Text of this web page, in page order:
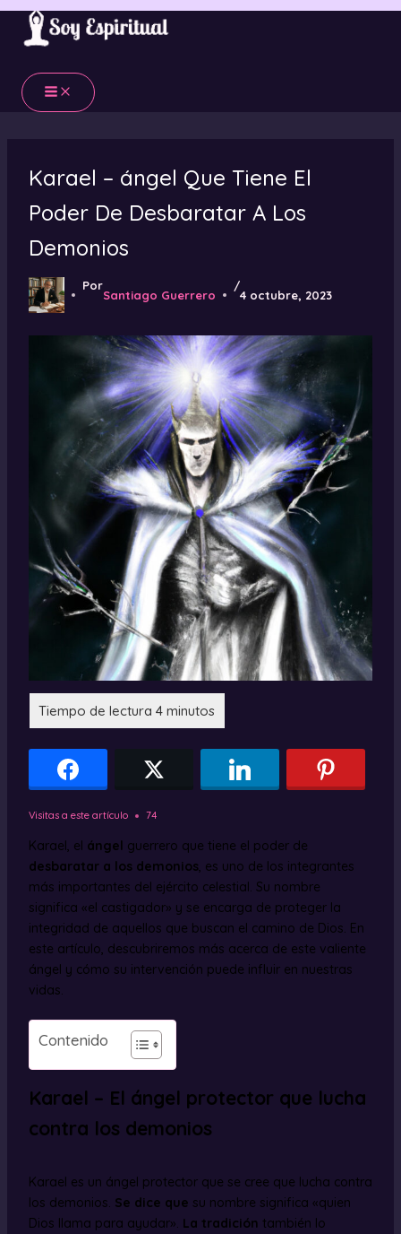
Ir
contenido
Karael – ángel Que Tiene El
Poder De Desbaratar A Los
Demonios
Por
Santiago Guerrero
/
4 octubre, 2023
Visitas a este artículo 74
Karael, el ángel guerrero que tiene el poder de
desbaratar a los demonios, es uno de los integrantes
más importantes del ejército celestial. Su nombre
significa «el castigador» y se encarga de proteger la
integridad de aquellos que buscan el camino de Dios. En
este artículo, descubriremos más acerca de este valiente
ángel y cómo su intervención puede influir en nuestras
vidas.
Contenido
Karael – El ángel protector que lucha
contra los demonios
Karael es un ángel protector que se cree que lucha contra
los demonios. Se dice que su nombre significa «quien
Dios llama para ayudar». La tradición también lo